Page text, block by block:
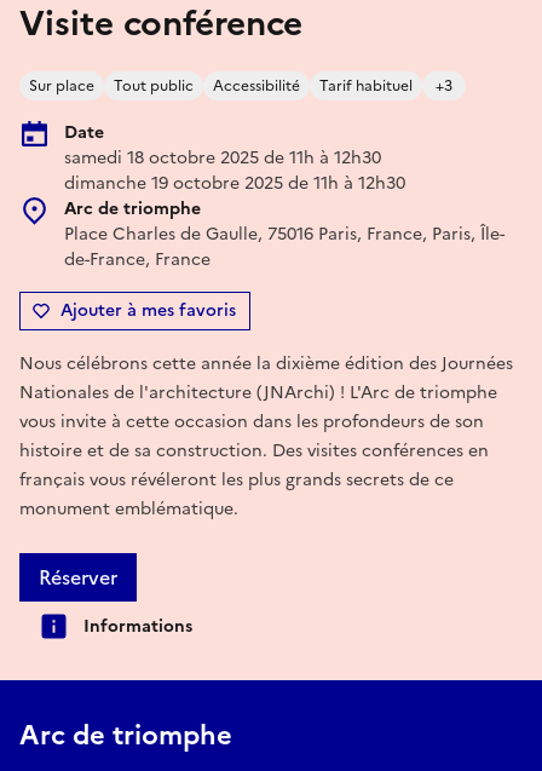
Visite conférence
Sur place Tout public Accessibilité Tarif habituel +3
Date
samedi 18 octobre 2025 de 11h à 12h30
dimanche 19 octobre 2025 de 11h à 12h30
Arc de triomphe
Place Charles de Gaulle, 75016 Paris, France, Paris, Île-
de-France, France
Ajouter à mes favoris
Nous célébrons cette année la dixième édition des Journées
Nationales de l'architecture (JNArchi) ! L'Arc de triomphe
vous invite à cette occasion dans les profondeurs de son
histoire et de sa construction. Des visites conférences en
français vous révéleront les plus grands secrets de ce
monument emblématique.
Réserver
Informations
Arc de triomphe